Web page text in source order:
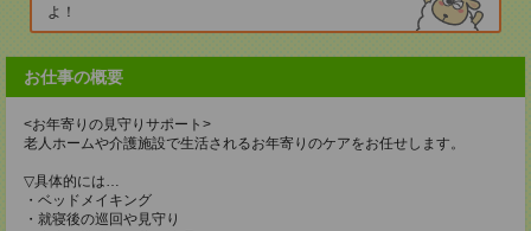
よ！
お仕事の概要
<お年寄りの見守りサポート>
老人ホームや介護施設で生活されるお年寄りのケアをお任せします。
▽具体的には…
・ベッドメイキング
・就寝後の巡回や見守り